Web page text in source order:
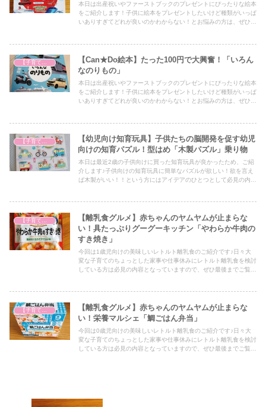
本日は出産祝いやファーストブックのプレゼントにぴったりな絵本
をご紹介します！子供に絵本をプレゼントしたいけど種類がいっぱ
いありすぎてどれが良いのかわからない！とお悩みの方は、ぜひア
【子育て奮闘記】
【Can★Do絵本】たった100円で大興奮！「いろん
なのりもの」
本日は出産祝いやファーストブックのプレゼントにぴったりな絵本
をご紹介します！子供に絵本をプレゼントしたいけど種類がいっぱ
いありすぎてどれが良いのかわからない！とお悩みの方は、ぜひア
【子育て奮闘記】
【幼児向け知育玩具】子供たちの脳開発を促す幼児
向けの知育パズル！型はめ「木製パズル」乗り物
本日は最近2歳の子供向けに買った知育玩具が良かったため、ご紹
介します♪子供向けの知育玩具に簡単なパズルが欲しい！欲を言え
ば木製がいい！！という方にはアイデアのひとつとして必見の内容
【子育て奮闘記】
【離乳食グルメ】赤ちゃんのヤムヤムが止まらな
い！具たっぷりグーグーキッチン「やわらか牛肉の
すき焼き」
今回は1歳児向けの美味しいレトルト離乳食のご紹介です♪日々大
変な子育てのちょっとした家事や仕事休みにレトルト離乳食を検討
している方は必見の内容となっていますので、ぜひ最後までご覧く
【子育て奮闘記】
【離乳食グルメ】赤ちゃんのヤムヤムが止まらな
い！栄養マルシェ「鯛ごはん弁当」
今回は0歳児向けの美味しいレトルト離乳食のご紹介です♪日々大
変な子育てのちょっとした家事や仕事休みにレトルト離乳食を検討
している方は必見の内容となっていますので、ぜひ最後までご覧く